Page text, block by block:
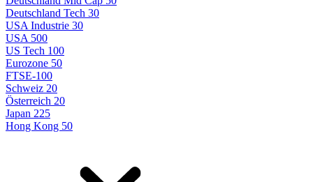
Deutschland Tech 30
USA Industrie 30
USA 500
US Tech 100
Eurozone 50
FTSE-100
Schweiz 20
Österreich 20
Japan 225
Hong Kong 50